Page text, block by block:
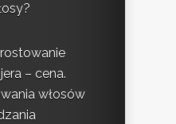
– cena.
włosów